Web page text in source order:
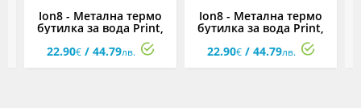
Ion8 - Метална термо
бутилка за вода Print,
320 мл, спасители
22.90€/ 44.79лв.
Ion8 - Метална термо
бутилка за вода Print,
320 мл, маргаритки
22.90€/ 44.79лв.